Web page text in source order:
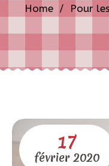
Home /
Pour
17
février 2020